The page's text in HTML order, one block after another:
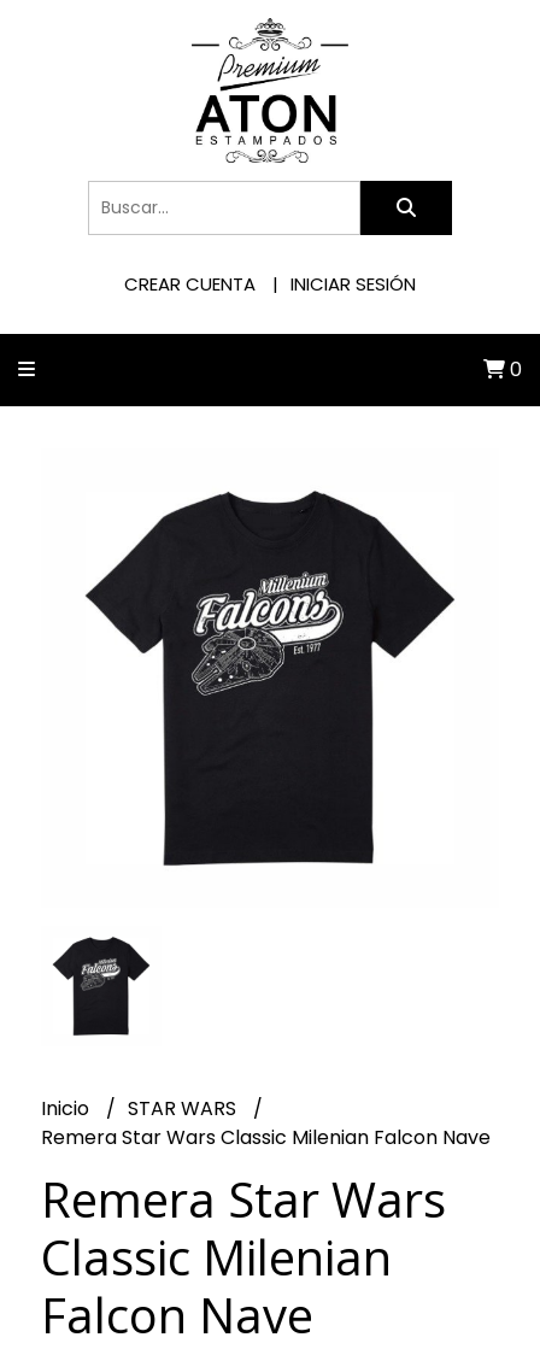
CREAR CUENTA INICIAR SESIÓN
0
Inicio
STAR WARS
Remera Star Wars Classic Milenian Falcon Nave
Remera Star Wars
Classic Milenian
Falcon Nave